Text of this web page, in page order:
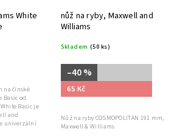
White
na čínské
Basic od
Basic je
and
univerzální
nůž na ryby, Maxwell and
Williams
Skladem (50 ks)
–40 %
65 Kč
Nůž na ryby COSMOPOLITAN 191 mm,
Maxwell & Williams